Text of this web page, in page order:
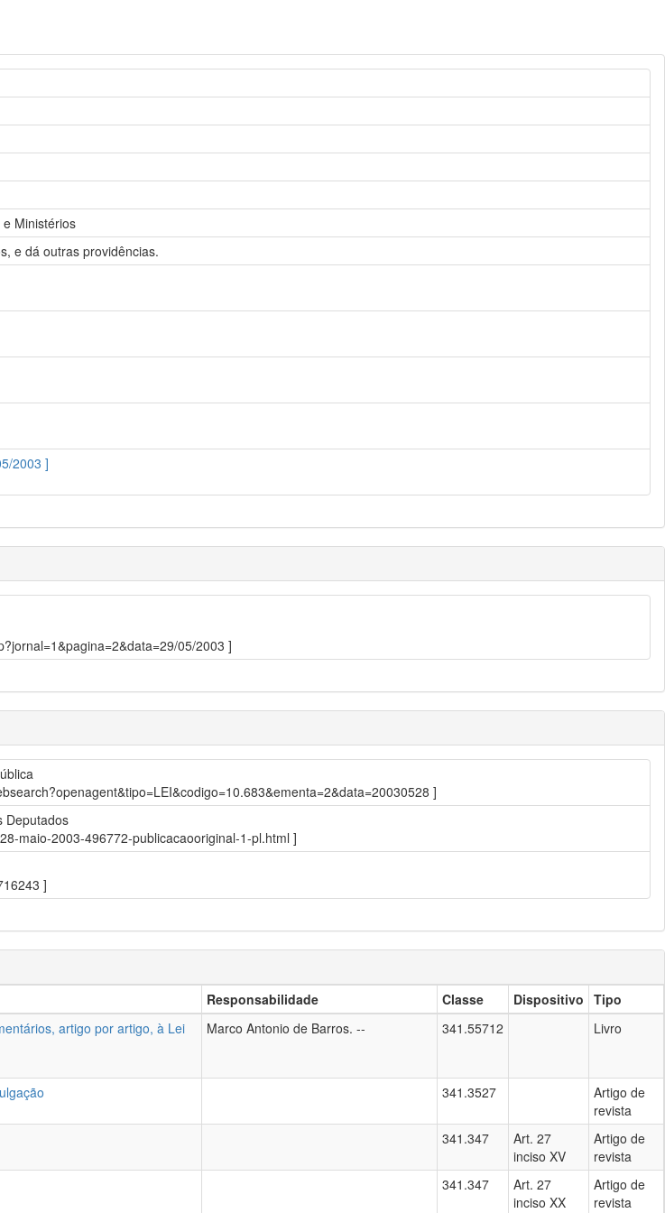
Ministérios
e dá outras providências.
2003 ]
05/2003 ]
]
Deputados
maio-2003-496772-publicacaooriginal-1-pl.html ]
]
Responsabilidade Classe Dispositivo Tipo
artigo por artigo, à Lei
Marco Antonio de Barros. -- 341.55712 Livro
341.3527
Artigo de
revista
341.347
Art. 27
inciso XV
Artigo de
revista
341.347
Art. 27
inciso XX
Artigo de
revista